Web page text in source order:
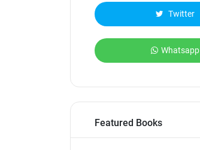
Twitter
Whatsapp
Featured Books